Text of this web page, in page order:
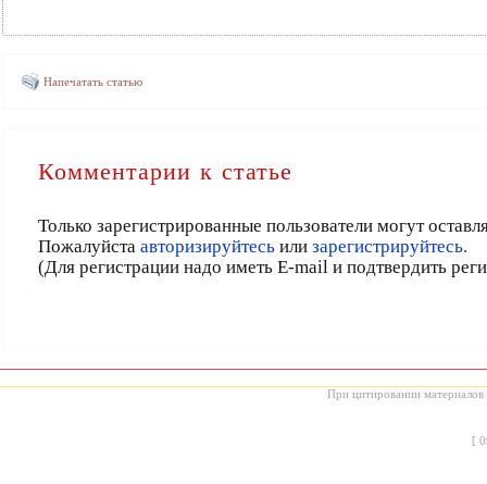
Напечатать статью
Комментарии к статье
Только зарегистрированные пользователи могут
Пожалуйста авторизируйтесьили зарегистрируйтесь.
(Для регистрации надо иметь E-mail и подтвердить
При цитировании материалов
[